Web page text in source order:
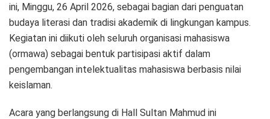
ini, Minggu, 26 April 2026, sebagai bagian dari penguatan
budaya literasi dan tradisi akademik di lingkungan kampus.
Kegiatan ini diikuti oleh seluruh organisasi mahasiswa
(ormawa) sebagai bentuk partisipasi aktif dalam
pengembangan intelektualitas mahasiswa berbasis nilai
keislaman.
Acara yang berlangsung di Hall Sultan Mahmud ini